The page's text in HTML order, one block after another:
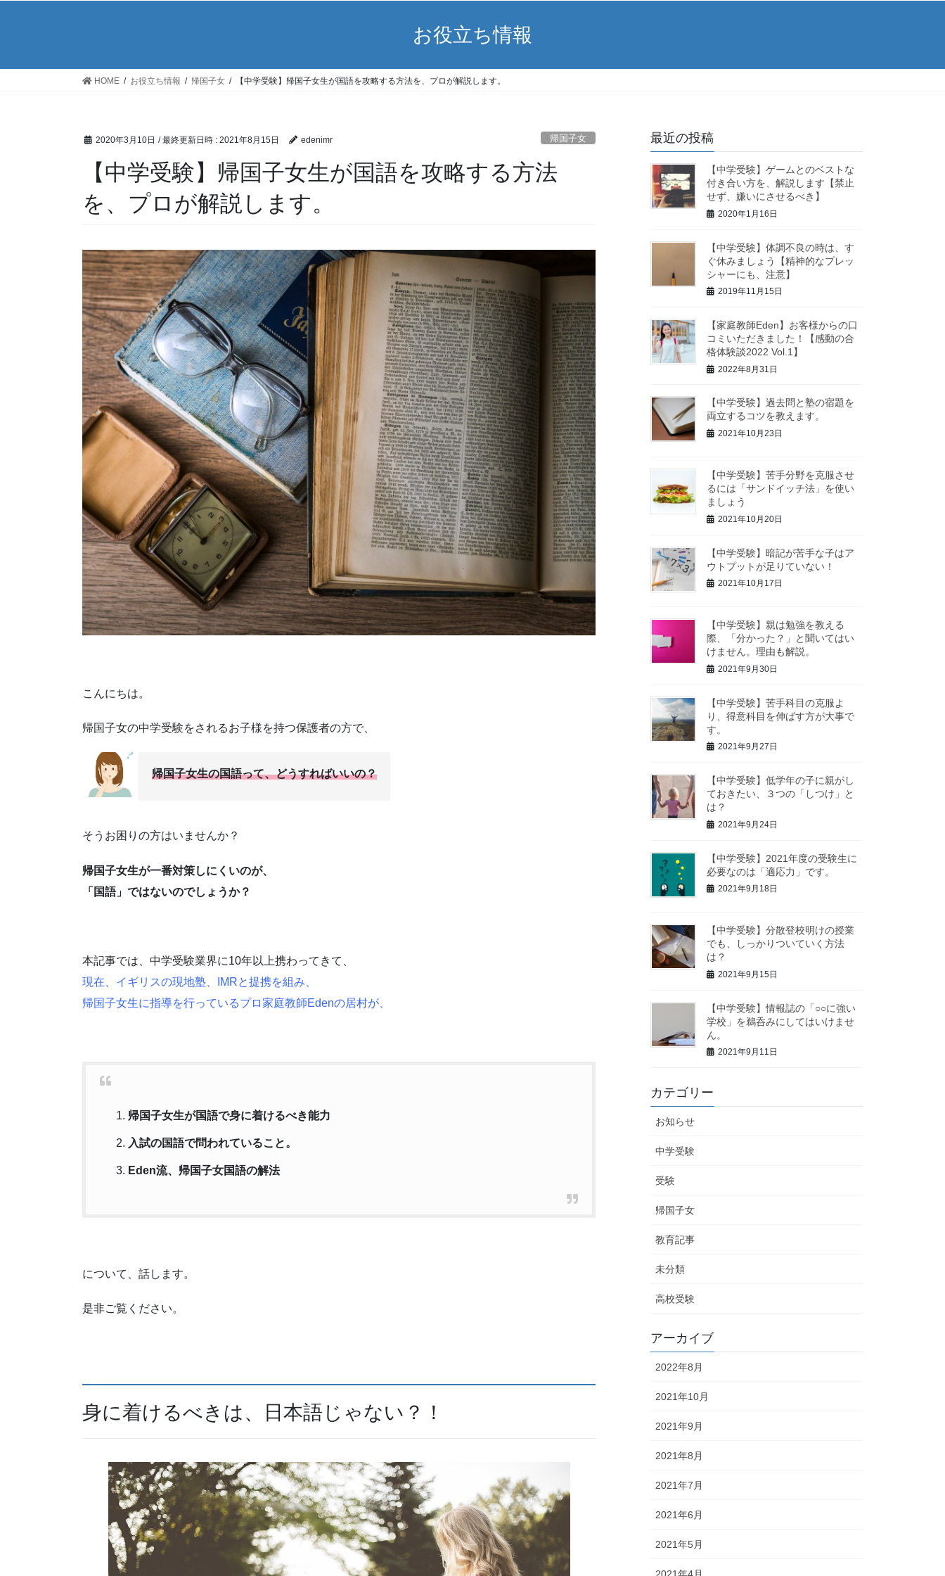
お役立ち情報
HOME お役立ち情報 帰国子女 【中学受験】帰国子女生が国語を攻略する方法を、プロが解説します。
2020年3月10日 / 最終更新日時 : 2021年8月15日 edenimr 帰国子女
【中学受験】帰国子女生が国語を攻略する方法
を、プロが解説します。
こんにちは。
帰国子女の中学受験をされるお子様を持つ保護者の方で、
帰国子女生の国語って、どうすればいいの？
そうお困りの方はいませんか？
帰国子女生が一番対策しにくいのが、
「国語」ではないのでしょうか？
本記事では、中学受験業界に10年以上携わってきて、
現在、イギリスの現地塾、IMRと提携を組み、
帰国子女生に指導を行っているプロ家庭教師Edenの居村が、
帰国子女生が国語で身に着けるべき能力
入試の国語で問われていること。
Eden流、帰国子女国語の解法
について、話します。
是非ご覧ください。
身に着けるべきは、日本語じゃない？！
最近の投稿
【中学受験】ゲームとのベストな
付き合い方を、解説します【禁止
せず、嫌いにさせるべき】
2020年1月16日
【中学受験】体調不良の時は、す
ぐ休みましょう【精神的なプレッ
シャーにも、注意】
2019年11月15日
【家庭教師Eden】お客様からの口
コミいただきました！【感動の合
格体験談2022 Vol.1】
2022年8月31日
【中学受験】過去問と塾の宿題を
両立するコツを教えます。
2021年10月23日
【中学受験】苦手分野を克服させ
るには「サンドイッチ法」を使い
ましょう
2021年10月20日
【中学受験】暗記が苦手な子はア
ウトプットが足りていない！
2021年10月17日
【中学受験】親は勉強を教える
際、「分かった？」と聞いてはい
けません。理由も解説。
2021年9月30日
【中学受験】苦手科目の克服よ
り、得意科目を伸ばす方が大事で
す。
2021年9月27日
【中学受験】低学年の子に親がし
ておきたい、３つの「しつけ」と
は？
2021年9月24日
【中学受験】2021年度の受験生に
必要なのは「適応力」です。
2021年9月18日
【中学受験】分散登校明けの授業
でも、しっかりついていく方法
は？
2021年9月15日
【中学受験】情報誌の「○○に強い
学校」を鵜呑みにしてはいけませ
ん。
2021年9月11日
カテゴリー
お知らせ
中学受験
受験
帰国子女
教育記事
未分類
高校受験
アーカイブ
2022年8月
2021年10月
2021年9月
2021年8月
2021年7月
2021年6月
2021年5月